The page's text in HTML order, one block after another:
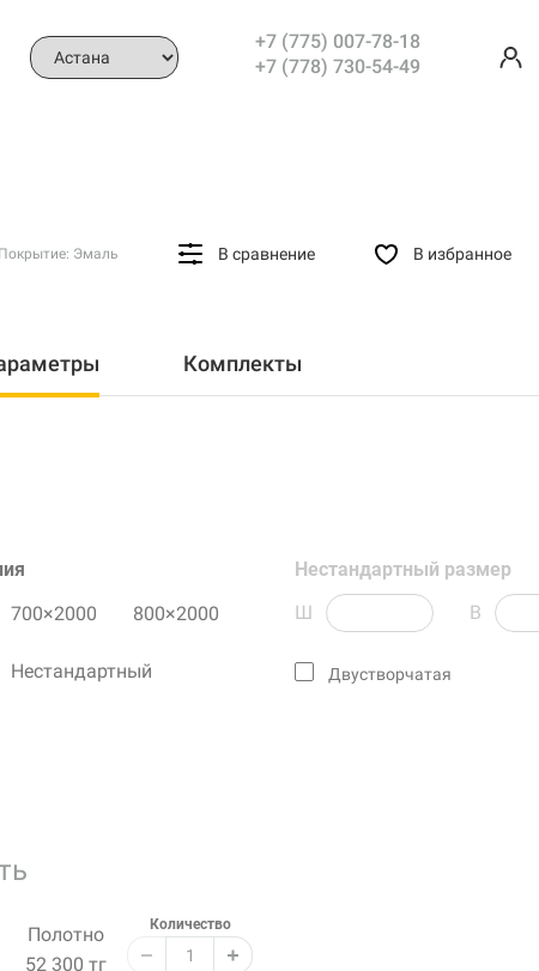
+7 (775) 007-78-18
+7 (778) 730-54-49
Покрытие: Эмаль В сравнение В избранное
Комплекты
700×2000 800×2000
Нестандартный
Нестандартный размер
Ш
В
Двустворчатая
Полотно
52 300 тг
Количество